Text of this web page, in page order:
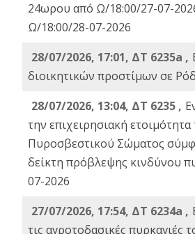
24ωρου από Ω/18:00/27-07-
Ω/18:00/28-07-2026
28/07/2026, 17:01, ΔΤ 6235a ,
διοικητικών προστίμων σε
28/07/2026, 13:04, ΔΤ 6235 ,
την επιχειρησιακή ετοιμότητα
Πυροσβεστικού Σώματος
δείκτη πρόβλεψης κινδύνου
07-2026
27/07/2026, 17:54, ΔΤ 6234a ,
τις αγροτοδασικές πυρκαγιές